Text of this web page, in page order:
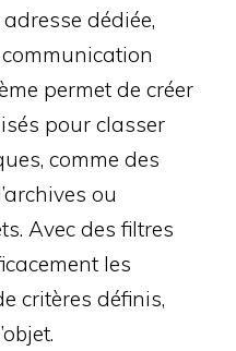
dédiée,
permet de créer
pour classer
comme des
ou
Avec des filtres
les
critères définis,